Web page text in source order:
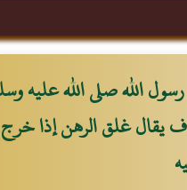
الله صلى الله
يقال غلق الرهن إذا